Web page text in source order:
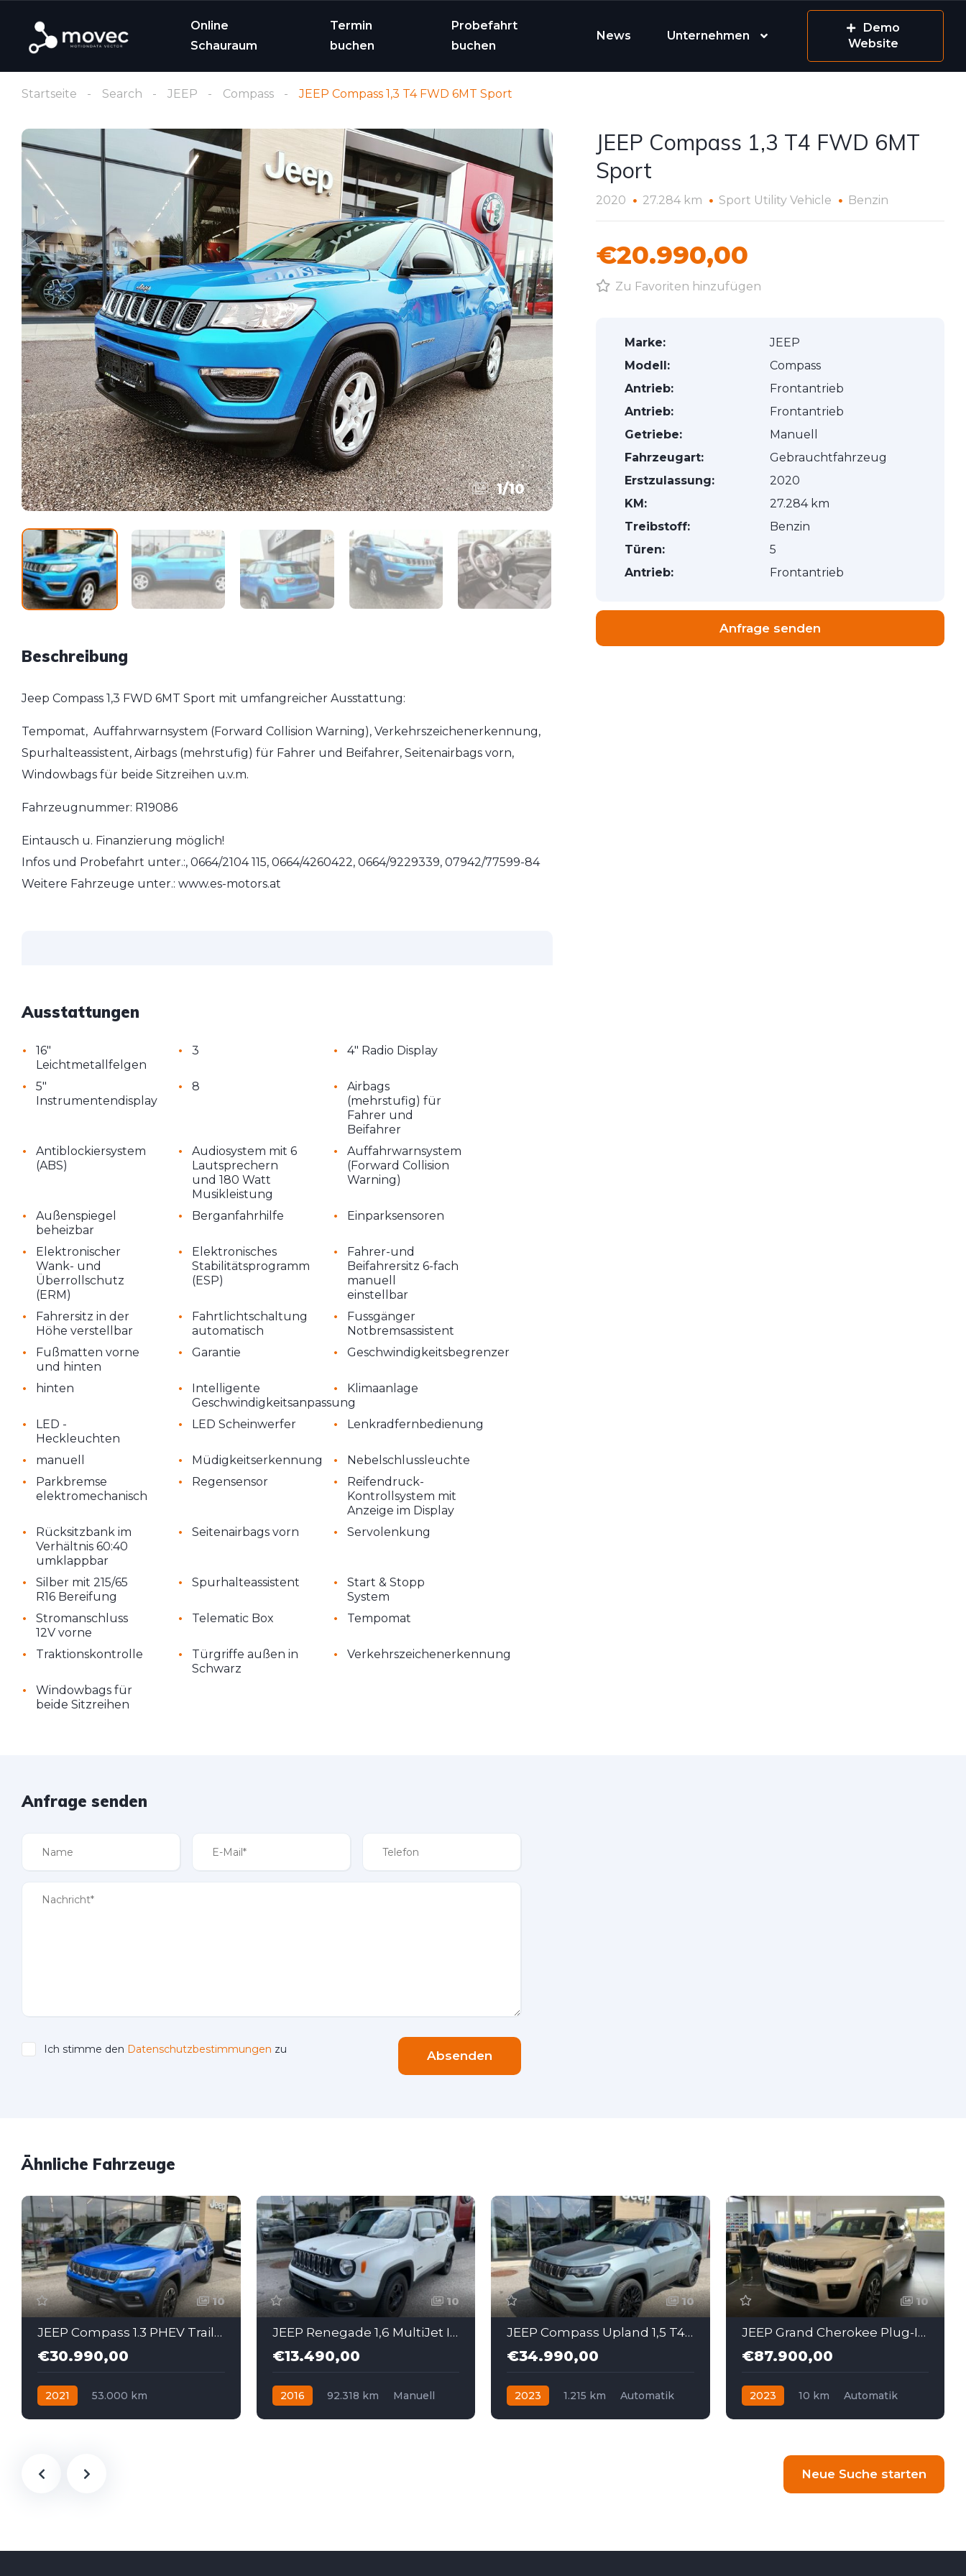
Online
Schauraum
Termin
buchen
Probefahrt
buchen
News Unternehmen
Demo
Website
Startseite Search JEEP Compass JEEP Compass 1,3 T4 FWD 6MT Sport
1/10
Beschreibung
Jeep Compass 1,3 FWD 6MT Sport mit umfangreicher Ausstattung:
Tempomat, Auffahrwarnsystem (Forward Collision Warning), Verkehrszeichenerkennung,
Spurhalteassistent, Airbags (mehrstufig) für Fahrer und Beifahrer, Seitenairbags vorn,
Windowbags für beide Sitzreihen u.v.m.
Fahrzeugnummer: R19086
Eintausch u. Finanzierung möglich!
Infos und Probefahrt unter.:, 0664/2104 115, 0664/4260422, 0664/9229339, 07942/77599-84
Weitere Fahrzeuge unter.: www.es-motors.at
Ausstattungen
•
16"
Leichtmetallfelgen
• 3 • 4" Radio Display
•
5"
Instrumentendisplay
• 8 •
Airbags
(mehrstufig) für
Fahrer und
Beifahrer
•
Antiblockiersystem
(ABS)
•
Audiosystem mit 6
Lautsprechern
und 180 Watt
Musikleistung
•
Auffahrwarnsystem
(Forward Collision
Warning)
•
Außenspiegel
beheizbar
• Berganfahrhilfe • Einparksensoren
•
Elektronischer
Wank- und
Überrollschutz
(ERM)
•
Elektronisches
Stabilitätsprogramm
(ESP)
•
Fahrer-und
Beifahrersitz 6-fach
manuell
einstellbar
•
Fahrersitz in der
Höhe verstellbar
•
Fahrtlichtschaltung
automatisch
•
Fussgänger
Notbremsassistent
•
Fußmatten vorne
und hinten
• Garantie • Geschwindigkeitsbegrenzer
• hinten •
Intelligente
Geschwindigkeitsanpassung
• Klimaanlage
•
LED -
Heckleuchten
• LED Scheinwerfer • Lenkradfernbedienung
• manuell • Müdigkeitserkennung • Nebelschlussleuchte
•
Parkbremse
elektromechanisch
• Regensensor •
Reifendruck-
Kontrollsystem mit
Anzeige im Display
•
Rücksitzbank im
Verhältnis 60:40
umklappbar
• Seitenairbags vorn • Servolenkung
•
Silber mit 215/65
R16 Bereifung
• Spurhalteassistent •
Start & Stopp
System
•
Stromanschluss
12V vorne
• Telematic Box • Tempomat
• Traktionskontrolle •
Türgriffe außen in
Schwarz
• Verkehrszeichenerkennung
•
Windowbags für
beide Sitzreihen
JEEP Compass 1,3 T4 FWD 6MT
Sport
2020 27.284 km Sport Utility Vehicle Benzin
€20.990,00
Zu Favoriten hinzufügen
Marke:
JEEP
Modell:
Compass
Antrieb:
Frontantrieb
Antrieb:
Frontantrieb
Getriebe:
Manuell
Fahrzeugart:
Gebrauchtfahrzeug
Erstzulassung:
2020
KM:
27.284 km
Treibstoff:
Benzin
Türen:
5
Antrieb:
Frontantrieb
Anfrage senden
Anfrage senden
Ich stimme den Datenschutzbestimmungen zu Absenden
Ähnliche Fahrzeuge
10
JEEP Compass 1.3 PHEV Trailhawk AT 4xe Allrad 179 PS
€30.990,00
2021
53.000 km
10
JEEP Renegade 1,6 MultiJet II 120 Longitude
€13.490,00
2016 92.318 km
Manuell
10
JEEP Compass Upland 1,5 T4 Fwd Dct7 E-Hybrid
€34.990,00
2023 1.215 km
Automatik
10
JEEP Grand Cherokee Plug-In Hybrid My23 Overland 2.0 PHEV 380 Ps
€87.900,00
2023 10 km
Automatik
Neue Suche starten